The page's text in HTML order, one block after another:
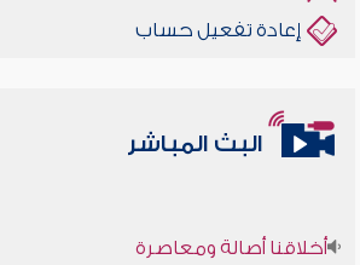
إعادة تفعيل حساب
البث المباشر
أخلاقنا أصالة ومعاصرة